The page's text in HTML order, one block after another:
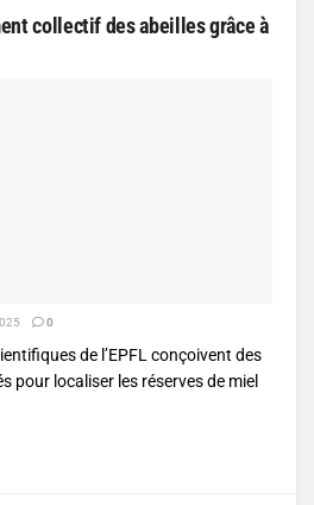
collectif des abeilles grâce à
0
de l’EPFL conçoivent des
pour localiser les réserves de miel